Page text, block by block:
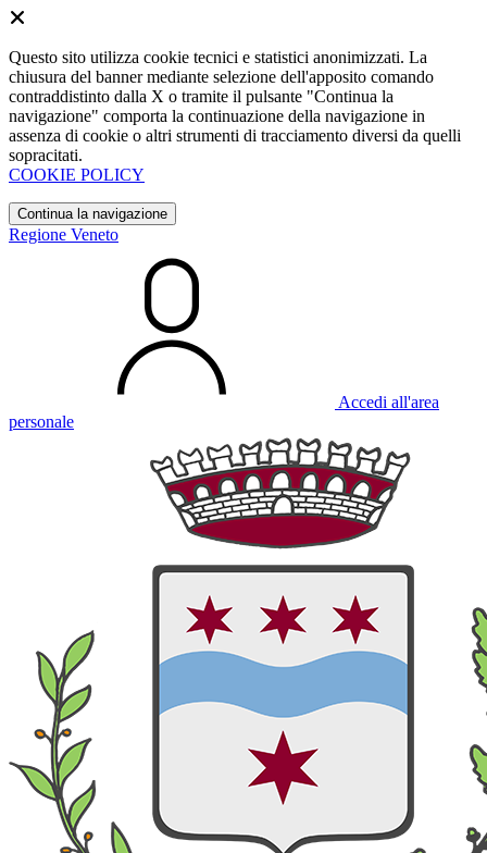
Questo sito utilizza cookie tecnici e statistici anonimizzati. La
chiusura del banner mediante selezione dell'apposito comando
contraddistinto dalla X o tramite il pulsante "Continua la
navigazione" comporta la continuazione della navigazione in
assenza di cookie o altri strumenti di tracciamento diversi da quelli
sopracitati.
COOKIE POLICY
Continua la navigazione
Regione Veneto
Accedi all'area
personale